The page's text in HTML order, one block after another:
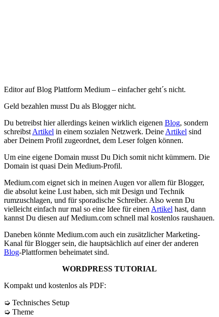
Editor auf Blog Plattform Medium – einfacher geht´s nicht.
Geld bezahlen musst Du als Blogger nicht.
Du betreibst hier allerdings keinen wirklich eigenen Blog, sondern
schreibst Artikel in einem sozialen Netzwerk. Deine Artikel sind
aber Deinem Profil zugeordnet, dem Leser folgen können.
Um eine eigene Domain musst Du Dich somit nicht kümmern. Die
Domain ist quasi Dein Medium-Profil.
Medium.com eignet sich in meinen Augen vor allem für Blogger,
die absolut keine Lust haben, sich mit Design und Technik
rumzuschlagen, und für sporadische Schreiber. Also wenn Du
vielleicht einfach nur mal so eine Idee für einen Artikel hast, dann
kannst Du diesen auf Medium.com schnell mal kostenlos raushauen.
Daneben könnte Medium.com auch ein zusätzlicher Marketing-
Kanal für Blogger sein, die hauptsächlich auf einer der anderen
Blog-Plattformen beheimatet sind.
WORDPRESS TUTORIAL
Kompakt und kostenlos als PDF:
➭ Technisches Setup
➭ Theme